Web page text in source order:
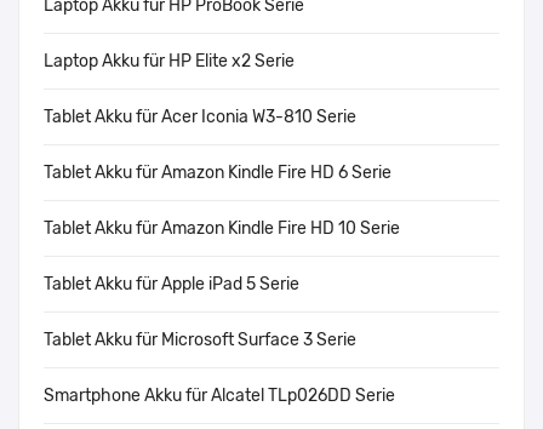
Laptop Akku für HP ProBook Serie
Laptop Akku für HP Elite x2 Serie
Tablet Akku für Acer Iconia W3-810 Serie
Tablet Akku für Amazon Kindle Fire HD 6 Serie
Tablet Akku für Amazon Kindle Fire HD 10 Serie
Tablet Akku für Apple iPad 5 Serie
Tablet Akku für Microsoft Surface 3 Serie
Smartphone Akku für Alcatel TLp026DD Serie